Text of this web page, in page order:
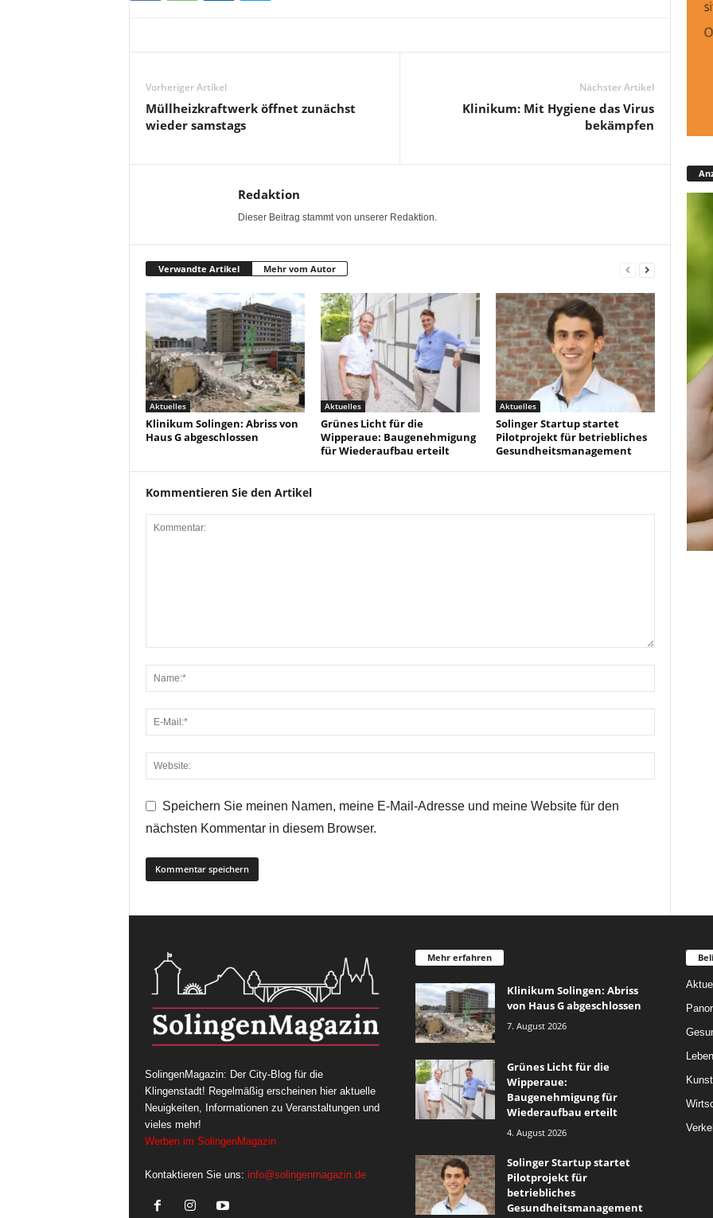
Vorheriger Artikel
Müllheizkraftwerk öffnet zunächst
wieder samstags
Nächster Artikel
Klinikum: Mit Hygiene das Virus
bekämpfen
Redaktion
Dieser Beitrag stammt von unserer Redaktion.
Verwandte Artikel Mehr vom Autor
Aktuelles
Klinikum Solingen: Abriss von
Haus G abgeschlossen
Aktuelles
Grünes Licht für die
Wipperaue: Baugenehmigung
für Wiederaufbau erteilt
Aktuelles
Solinger Startup startet
Pilotprojekt für betriebliches
Gesundheitsmanagement
Kommentieren Sie den Artikel
Speichern Sie meinen Namen, meine E-Mail-Adresse und meine Website für den
nächsten Kommentar in diesem Browser.
SolingenMagazin: Der City-Blog für die
Klingenstadt! Regelmäßig erscheinen hier aktuelle
Neuigkeiten, Informationen zu Veranstaltungen und
vieles mehr!
Werben im SolingenMagazin
Kontaktieren Sie uns: info@solingenmagazin.de
Mehr erfahren
Klinikum Solingen: Abriss
von Haus G abgeschlossen
7. August 2026
Grünes Licht für die
Wipperaue:
Baugenehmigung für
Wiederaufbau erteilt
4. August 2026
Solinger Startup startet
Pilotprojekt für
betriebliches
Gesundheitsmanagement